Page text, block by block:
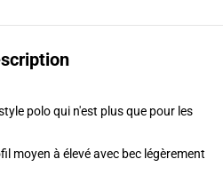
polo qui n'est plus que pour les
moyen à élevé avec bec légèrement